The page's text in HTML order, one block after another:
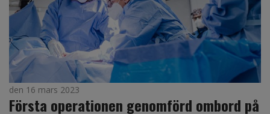
den 16 mars 2023
Första operationen genomförd ombord på